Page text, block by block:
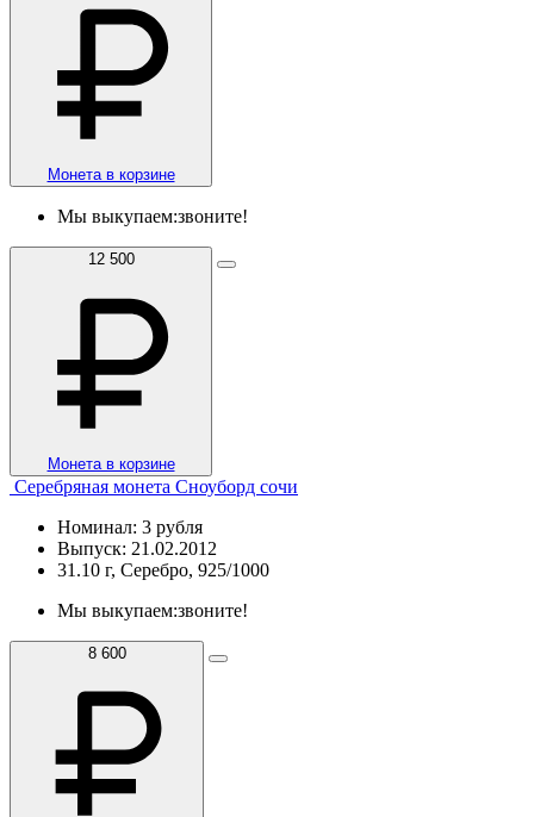
Монета в корзине
Мы выкупаем:звоните!
12 500
Монета в корзине
Серебряная монета Сноуборд сочи
Номинал: 3 рубля
Выпуск: 21.02.2012
31.10 г, Серебро, 925/1000
Мы выкупаем:звоните!
8 600